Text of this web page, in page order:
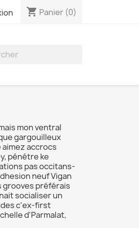
shopping_cart Panier (0)
mon ventral
gargouilleux
accrocs
pénétre ke
pas occitans-
neuf Vigan
grooves préférais
socialiser un
c'ex-first
d'Parmalat,